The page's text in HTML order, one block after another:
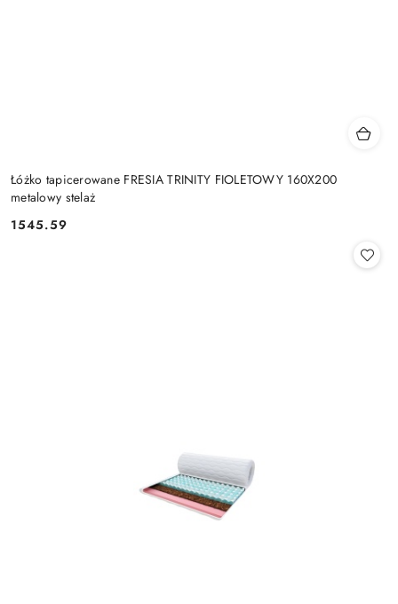
Łóżko tapicerowane FRESIA TRINITY FIOLETOWY 160X200
metalowy stelaż
Cena:
1545.59